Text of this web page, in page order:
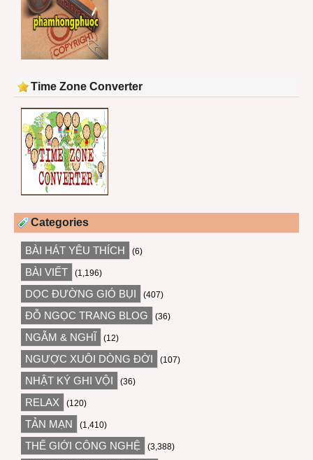
Time Zone Converter
Categories
BÀI HÁT YÊU THÍCH (6)
BÀI VIẾT (1,196)
DỌC ĐƯỜNG GIÓ BỤI (407)
ĐỖ NGỌC TRANG BLOG (36)
NGẪM & NGHĨ (12)
NGƯỢC XUÔI DÒNG ĐỜI (107)
NHẬT KÝ GHI VỘI (36)
RELAX (120)
TẢN MẠN (1,410)
THẾ GIỚI CÔNG NGHỆ (3,388)